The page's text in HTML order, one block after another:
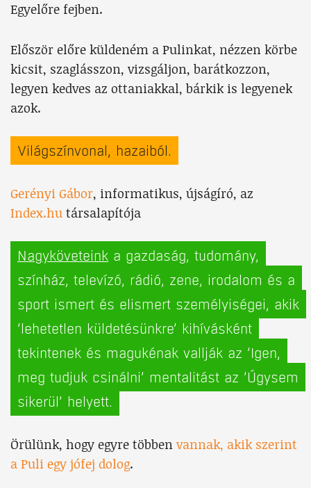
Egyelőre fejben.
Először előre küldeném a Pulinkat, nézzen körbe
kicsit, szaglásszon, vizsgáljon, barátkozzon,
legyen kedves az ottaniakkal, bárkik is legyenek
azok.
Világszínvonal, hazaiból.
Gerényi Gábor, informatikus, újságíró, az
Index.hu társalapítója
Nagyköveteink a gazdaság, tudomány,
színház, televízó, rádió, zene, irodalom és a
sport ismert és elismert személyiségei, akik
’lehetetlen küldetésünkre’ kihívásként
tekintenek és magukénak vallják az ’Igen,
meg tudjuk csinálni’ mentalitást az ’Úgysem
sikerül’ helyett.
Örülünk, hogy egyre többen vannak, akik szerint
a Puli egy jófej dolog.